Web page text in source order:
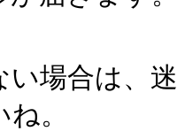
い場合は、
。